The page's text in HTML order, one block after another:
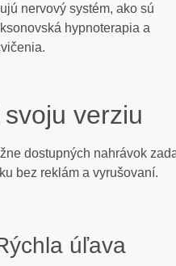
nervový systém, ako sú
hypnoterapia a
verziu
dostupných nahrávok
bez reklám a vyrušovaní.
úľava​